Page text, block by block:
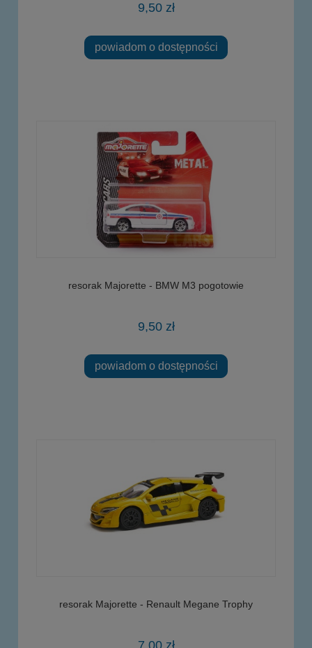
9,50 zł
powiadom o dostępności
resorak Majorette - BMW M3 pogotowie
9,50 zł
powiadom o dostępności
resorak Majorette - Renault Megane Trophy